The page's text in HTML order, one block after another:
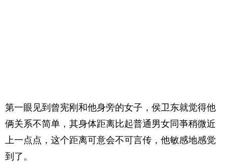
第一眼见到曾宪刚和他身旁的女子，侯卫东就觉得他
俩关系不简单，其身体距离比起普通男女同亊稍微近
上一点点，这个距离可意会不可言传，他敏感地感觉
到了。